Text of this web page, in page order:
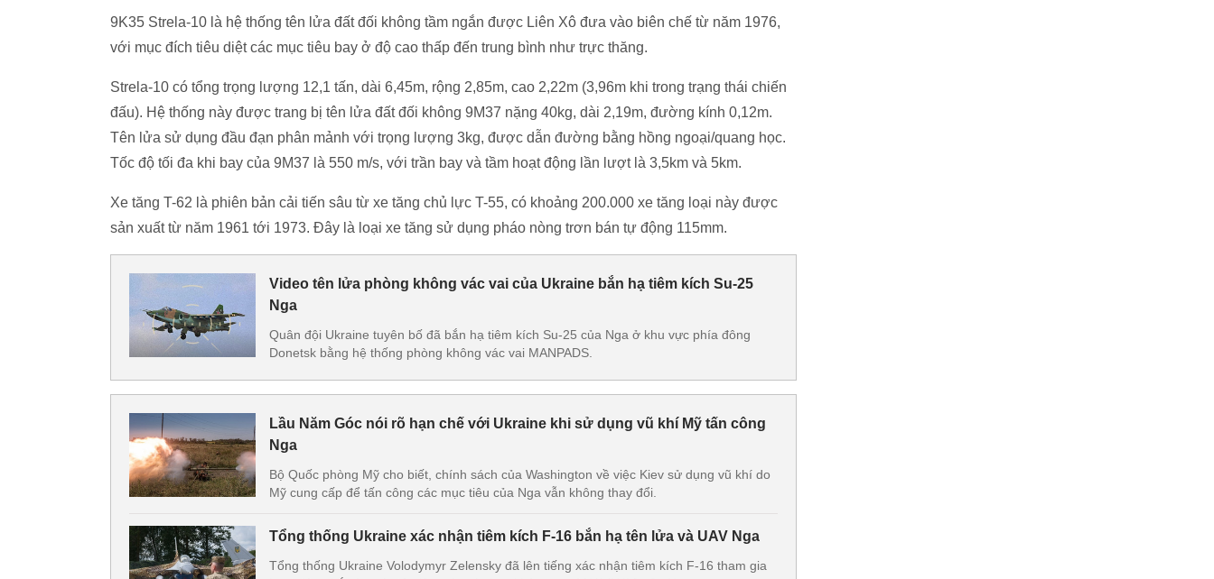
9K35 Strela-10 là hệ thống tên lửa đất đối không tầm ngắn được Liên Xô đưa vào biên chế từ năm 1976,
với mục đích tiêu diệt các mục tiêu bay ở độ cao thấp đến trung bình như trực thăng.
Strela-10 có tổng trọng lượng 12,1 tấn, dài 6,45m, rộng 2,85m, cao 2,22m (3,96m khi trong trạng thái chiến
đấu). Hệ thống này được trang bị tên lửa đất đối không 9M37 nặng 40kg, dài 2,19m, đường kính 0,12m.
Tên lửa sử dụng đầu đạn phân mảnh với trọng lượng 3kg, được dẫn đường bằng hồng ngoại/quang học.
Tốc độ tối đa khi bay của 9M37 là 550 m/s, với trần bay và tầm hoạt động lần lượt là 3,5km và 5km.
Xe tăng T-62 là phiên bản cải tiến sâu từ xe tăng chủ lực T-55, có khoảng 200.000 xe tăng loại này được
sản xuất từ năm 1961 tới 1973. Đây là loại xe tăng sử dụng pháo nòng trơn bán tự động 115mm.
Video tên lửa phòng không vác vai của Ukraine bắn hạ tiêm kích Su-25
Nga
Quân đội Ukraine tuyên bố đã bắn hạ tiêm kích Su-25 của Nga ở khu vực phía đông
Donetsk bằng hệ thống phòng không vác vai MANPADS.
Lầu Năm Góc nói rõ hạn chế với Ukraine khi sử dụng vũ khí Mỹ tấn công
Nga
Bộ Quốc phòng Mỹ cho biết, chính sách của Washington về việc Kiev sử dụng vũ khí do
Mỹ cung cấp để tấn công các mục tiêu của Nga vẫn không thay đổi.
Tổng thống Ukraine xác nhận tiêm kích F-16 bắn hạ tên lửa và UAV Nga
Tổng thống Ukraine Volodymyr Zelensky đã lên tiếng xác nhận tiêm kích F-16 tham gia